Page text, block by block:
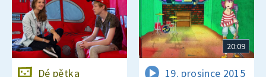
Dé pětka
20:09
19. prosince 2015